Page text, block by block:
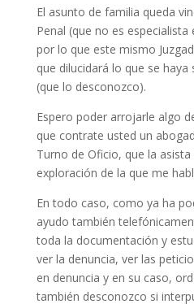
El asunto de familia queda
Penal (que no es
por lo que este mismo
que dilucidará lo que se
(que lo desconozco).
Espero poder arrojarle algo
que contrate usted un
Turno de Oficio, que la
exploración de la que me
En todo caso, como ya ha
ayudo también
toda la documentación y
ver la denuncia, ver las
en denuncia y en su caso,
también desconozco si